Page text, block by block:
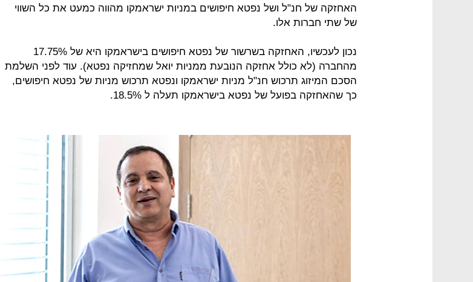
האחזקה של חנ"ל ושל נפטא חיפושים במניות ישראמקו מהווה כמעט את כל השווי
של שתי חברות אלו.
נכון לעכשיו, האחזקה בשרשור של נפטא חיפושים בישראמקו היא של 17.75%
מהחברה (לא כולל אחזקה הנובעת ממניות יואל שמחזיקה נפטא). עוד לפני השלמת
הסכם המיזוג תרכוש חנ"ל מניות ישראמקו ונפטא תרכוש מניות של נפטא חיפושים,
כך שהאחזקה בפועל של נפטא בישראמקו תעלה ל 18.5%.